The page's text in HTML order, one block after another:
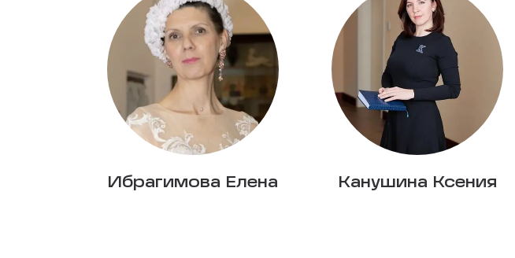
Ибрагимова Елена Канушина Ксения